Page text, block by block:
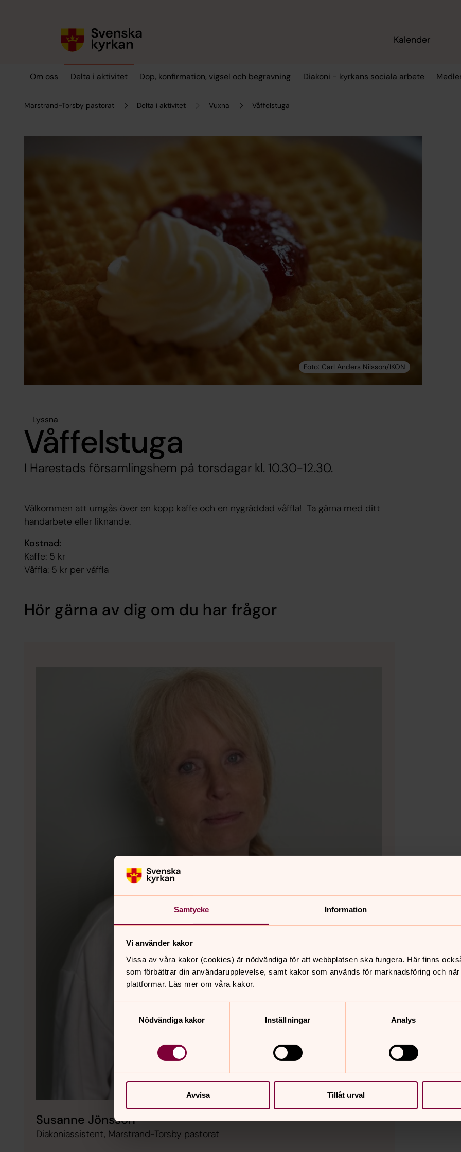
Samtycke Information
Vi använder kakor
Vissa av våra kakor (cookies) är nödvändiga för att webbplatsen ska fungera. Här finns
som förbättrar din användarupplevelse, samt kakor som används för marknadsföring och
plattformar. Läs mer om våra kakor.
Nödvändiga kakor
Inställningar Analys
Avvisa Tillåt urval
Kalender
Om oss Delta i aktivitet Dop, konfirmation, vigsel och begravning Diakoni - kyrkans sociala arbete
Marstrand-Torsby pastorat Delta i aktivitet Vuxna Våffelstuga
Lyssna
Våffelstuga
I Harestads församlingshem på torsdagar kl. 10.30-12.30.
Välkommen att umgås över en kopp kaffe och en nygräddad våffla! Ta gärna med ditt
handarbete eller liknande.
Kostnad:
Kaffe: 5 kr
Våffla: 5 kr per våffla
Hör gärna av dig om du har frågor
Susanne Jönsson
Diakoniassistent, Marstrand-Torsby pastorat